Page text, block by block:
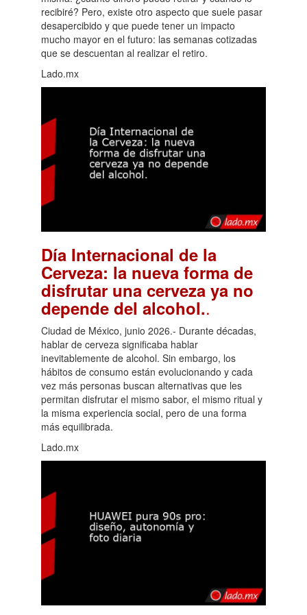
recibiré? Pero, existe otro aspecto que suele pasar
desapercibido y que puede tener un impacto
mucho mayor en el futuro: las semanas cotizadas
que se descuentan al realizar el retiro.
Lado.mx
Día Internacional de la
Cerveza: la nueva forma de
disfrutar una cerveza ya no
depende del alcohol..
Ciudad de México, junio 2026.- Durante décadas,
hablar de cerveza significaba hablar
inevitablemente de alcohol. Sin embargo, los
hábitos de consumo están evolucionando y cada
vez más personas buscan alternativas que les
permitan disfrutar el mismo sabor, el mismo ritual y
la misma experiencia social, pero de una forma
más equilibrada.
Lado.mx